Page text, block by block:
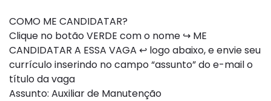
COMO ME CANDIDATAR?
Clique no botão VERDE com o nome ↪ ME
CANDIDATAR A ESSA VAGA ↩ logo abaixo, e envie seu
currículo inserindo no campo “assunto” do e-mail o
título da vaga
Assunto: Auxiliar de Manutenção